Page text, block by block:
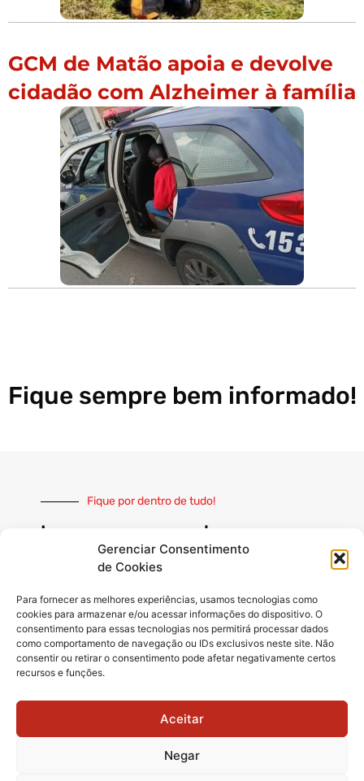
Gerenciar Consentimento
de Cookies
Para fornecer as melhores experiências, usamos tecnologias como
cookies para armazenar e/ou acessar informações do dispositivo. O
consentimento para essas tecnologias nos permitirá processar dados
como comportamento de navegação ou IDs exclusivos neste site. Não
consentir ou retirar o consentimento pode afetar negativamente certos
recursos e funções.
Aceitar
Negar
GCM de Matão apoia e devolve
cidadão com Alzheimer à família
Fique sempre bem informado!
Fique por dentro de tudo!
Inscreva-se e receba nossas
notícias sempre atualizadas
INSCREVER